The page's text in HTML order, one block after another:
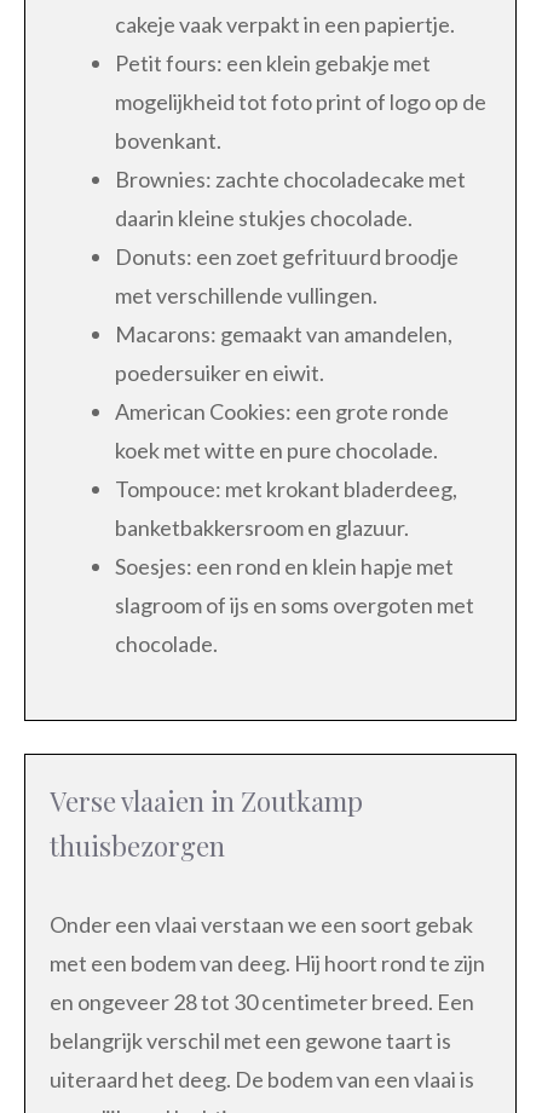
cakeje vaak verpakt in een papiertje.
Petit fours: een klein gebakje met
mogelijkheid tot foto print of logo op de
bovenkant.
Brownies: zachte chocoladecake met
daarin kleine stukjes chocolade.
Donuts: een zoet gefrituurd broodje
met verschillende vullingen.
Macarons: gemaakt van amandelen,
poedersuiker en eiwit.
American Cookies: een grote ronde
koek met witte en pure chocolade.
Tompouce: met krokant bladerdeeg,
banketbakkersroom en glazuur.
Soesjes: een rond en klein hapje met
slagroom of ijs en soms overgoten met
chocolade.
Verse vlaaien in Zoutkamp
thuisbezorgen
Onder een vlaai verstaan we een soort gebak
met een bodem van deeg. Hij hoort rond te zijn
en ongeveer 28 tot 30 centimeter breed. Een
belangrijk verschil met een gewone taart is
uiteraard het deeg. De bodem van een vlaai is